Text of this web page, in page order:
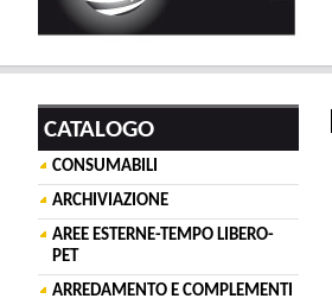
CATALOGO
CONSUMABILI
ARCHIVIAZIONE
AREE ESTERNE-TEMPO LIBERO-
PET
ARREDAMENTO E COMPLEMENTI